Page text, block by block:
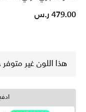
479.00 ر.س
هذا اللون غير متوفر